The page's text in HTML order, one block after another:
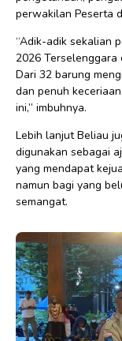
perwakilan Peserta
“Adik-adik sekalian
2026 Terselenggara
Dari 32 barung
dan penuh
ini,” imbuhnya.
Lebih lanjut Beliau
digunakan sebagai
yang mendapat
namun bagi yang
semangat.